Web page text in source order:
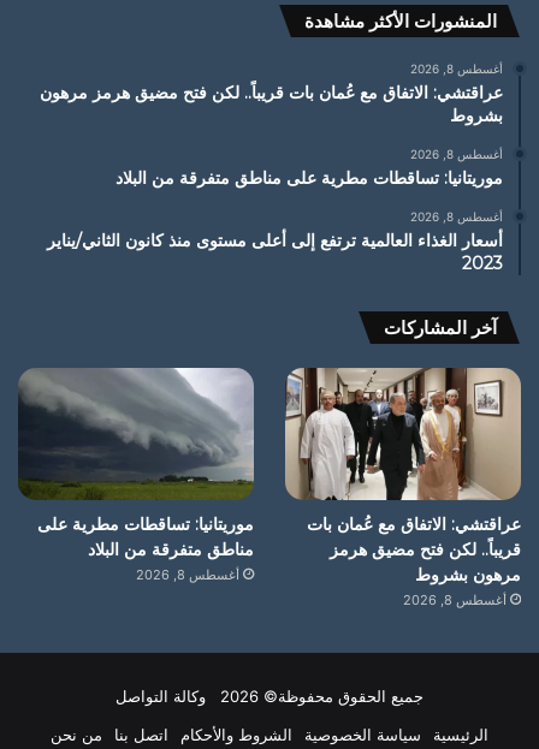
المنشورات الأكثر مشاهدة
أغسطس 8, 2026
عراقتشي: الاتفاق مع عُمان بات قريباً.. لكن فتح مضيق هرمز مرهون
بشروط
أغسطس 8, 2026
موريتانيا: تساقطات مطرية على مناطق متفرقة من البلاد
أغسطس 8, 2026
أسعار الغذاء العالمية ترتفع إلى أعلى مستوى منذ كانون الثاني/يناير
2023
آخر المشاركات
عراقتشي: الاتفاق مع عُمان بات
قريباً.. لكن فتح مضيق هرمز
مرهون بشروط
أغسطس 8, 2026
موريتانيا: تساقطات مطرية على
مناطق متفرقة من البلاد
أغسطس 8, 2026
جميع الحقوق محفوظة© 2026 وكالة التواصل
الرئيسية
سياسة الخصوصية الشروط والأحكام اتصل بنا من نحن